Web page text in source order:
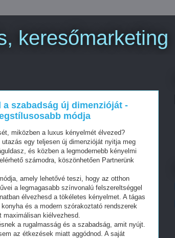
keresőmarketing
szabadság új dimenzióját -
módja
miközben a luxus kényelmét élvezed?
egy teljesen új dimenzióját nyitja meg
és közben a legmodernebb kényelmi
számodra, köszönhetően Partnerünk
amely lehetővé teszi, hogy az otthon
a legmagasabb színvonalú felszereltséggel
élvezhesd a tökéletes kényelmet. A tágas
és a modern szórakoztató rendszerek
maximálisan kiélvezhesd.
a rugalmasság és a szabadság, amit nyújt.
az étkezések miatt aggódnod. A saját